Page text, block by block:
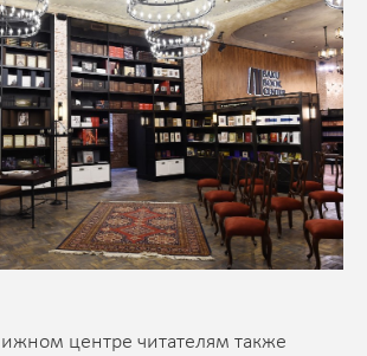
центре читателям также